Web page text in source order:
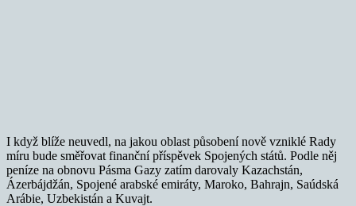
I když blíže neuvedl, na jakou oblast působení nově vzniklé Rady
míru bude směřovat finanční příspěvek Spojených států. Podle něj
peníze na obnovu Pásma Gazy zatím darovaly Kazachstán,
Ázerbájdžán, Spojené arabské emiráty, Maroko, Bahrajn, Saúdská
Arábie, Uzbekistán a Kuvajt.